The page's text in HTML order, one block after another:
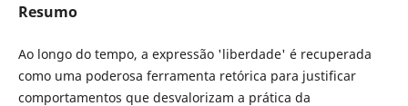
Resumo
Ao longo do tempo, a expressão 'liberdade' é recuperada
como uma poderosa ferramenta retórica para justificar
comportamentos que desvalorizam a prática da